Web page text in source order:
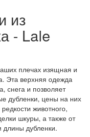
из
- Lale
плечах изящная и
Эта верхняя одежда
снега и позволяет
дубленки, цены на них
животного,
шкуры, а также от
длины дубленки.